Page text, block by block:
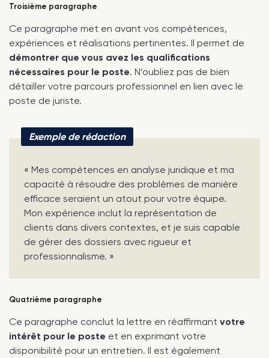
Troisième paragraphe
Ce paragraphe met en avant vos compétences,
expériences et réalisations pertinentes. Il permet de
démontrer que vous avez les qualifications
nécessaires pour le poste. N’oubliez pas de bien
détailler votre parcours professionnel en lien avec le
poste de juriste.
Exemple de rédaction
« Mes compétences en analyse juridique et ma
capacité à résoudre des problèmes de manière
efficace seraient un atout pour votre équipe.
Mon expérience inclut la représentation de
clients dans divers contextes, et je suis capable
de gérer des dossiers avec rigueur et
professionnalisme. »
Quatrième paragraphe
Ce paragraphe conclut la lettre en réaffirmant votre
intérêt pour le poste et en exprimant votre
disponibilité pour un entretien. Il est également